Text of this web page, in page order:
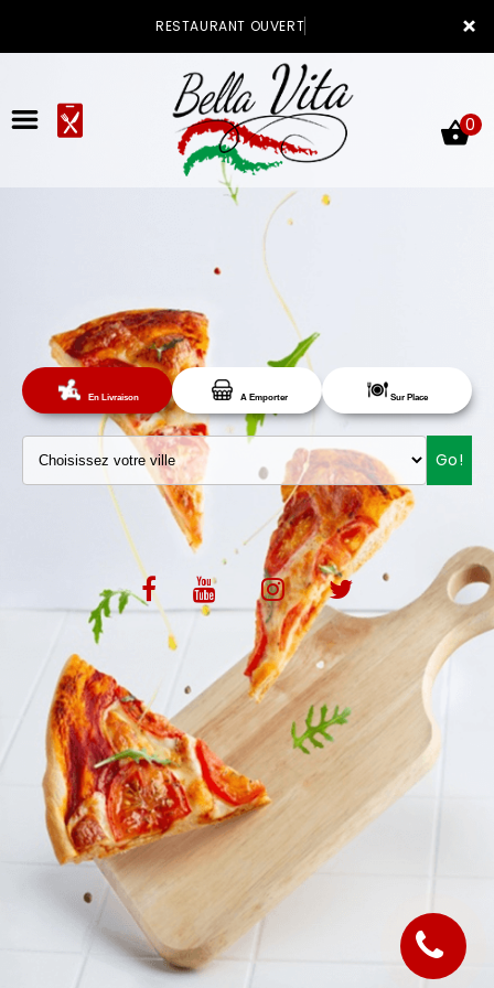
×
RESTAURANT OUVERT
ACCUEIL
LA CARTE
VOTRE COMPTE
NOTRE RESTAURANT
MENTIONS LÉGALES
C.G.V
0
En Livraison A Emporter Sur Place
Go!